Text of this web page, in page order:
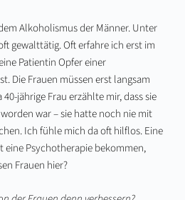
Alkoholismus der Männer. Unter
gewalttätig. Oft erfahre ich erst im
Patientin Opfer einer
Die Frauen müssen erst langsam
jährige Frau erzählte mir, dass sie
war – sie hatte noch nie mit
Ich fühle mich da oft hilflos. Eine
eine Psychotherapie bekommen,
Frauen hier?